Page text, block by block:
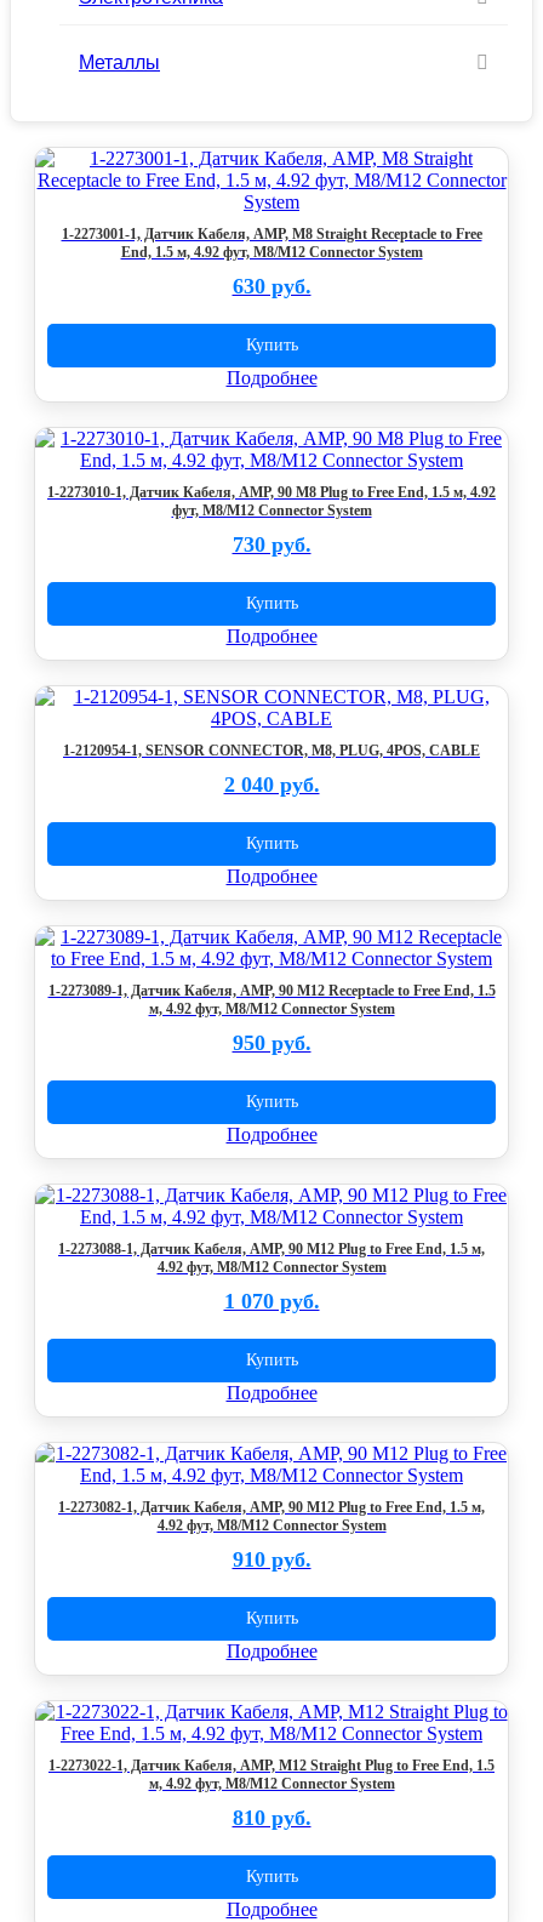
Металлы
1-2273001-1, Датчик Кабеля, AMP, M8 Straight Receptacle to Free
End, 1.5 м, 4.92 фут, M8/M12 Connector System
630 руб.
Купить
Подробнее
1-2273010-1, Датчик Кабеля, AMP, 90 M8 Plug to Free End, 1.5 м, 4.92
фут, M8/M12 Connector System
730 руб.
Купить
Подробнее
1-2120954-1, SENSOR CONNECTOR, M8, PLUG, 4POS, CABLE
2 040 руб.
Купить
Подробнее
1-2273089-1, Датчик Кабеля, AMP, 90 M12 Receptacle to Free End, 1.5
м, 4.92 фут, M8/M12 Connector System
950 руб.
Купить
Подробнее
1-2273088-1, Датчик Кабеля, AMP, 90 M12 Plug to Free End, 1.5 м,
4.92 фут, M8/M12 Connector System
1 070 руб.
Купить
Подробнее
1-2273082-1, Датчик Кабеля, AMP, 90 M12 Plug to Free End, 1.5 м,
4.92 фут, M8/M12 Connector System
910 руб.
Купить
Подробнее
1-2273022-1, Датчик Кабеля, AMP, M12 Straight Plug to Free End, 1.5
м, 4.92 фут, M8/M12 Connector System
810 руб.
Купить
Подробнее